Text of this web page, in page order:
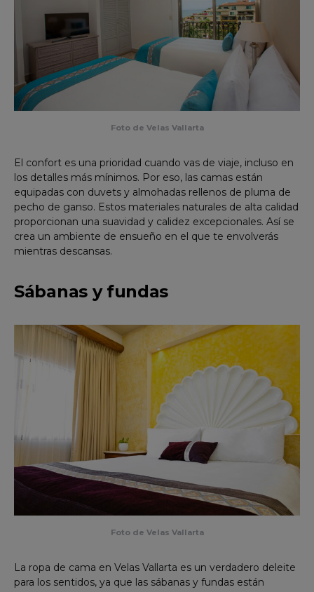
Foto de Velas Vallarta
El confort es una prioridad cuando vas de viaje, incluso en
los detalles más mínimos. Por eso, las camas están
equipadas con duvets y almohadas rellenos de pluma de
pecho de ganso. Estos materiales naturales de alta calidad
proporcionan una suavidad y calidez excepcionales. Así se
crea un ambiente de ensueño en el que te envolverás
mientras descansas.
Sábanas y fundas
Foto de Velas Vallarta
La ropa de cama en Velas Vallarta es un verdadero deleite
para los sentidos, ya que las sábanas y fundas están